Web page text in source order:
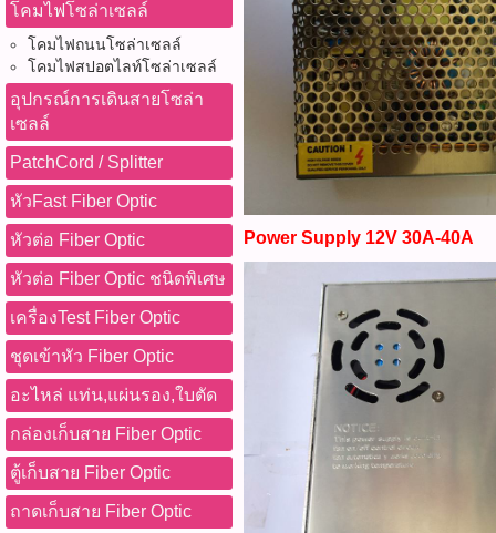
โคมไฟโซล่าเซลล์
โคมไฟถนนโซล่าเซลล์
โคมไฟสปอตไลท์โซล่าเซลล์
อุปกรณ์การเดินสายโซล่า
เซลล์
PatchCord / Splitter
หัวFast Fiber Optic
หัวต่อ Fiber Optic
หัวต่อ Fiber Optic ชนิดพิเศษ
เครื่องTest Fiber Optic
ชุดเข้าหัว Fiber Optic
อะไหล่ แท่น,แผ่นรอง,ใบตัด
กล่องเก็บสาย Fiber Optic
ตู้เก็บสาย Fiber Optic
ถาดเก็บสาย Fiber Optic
Power Supply 12V 30A-40A